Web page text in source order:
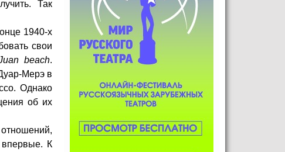
Так
1940-х
свои
beach.
Мерэ в
Однако
об их
впервые. К